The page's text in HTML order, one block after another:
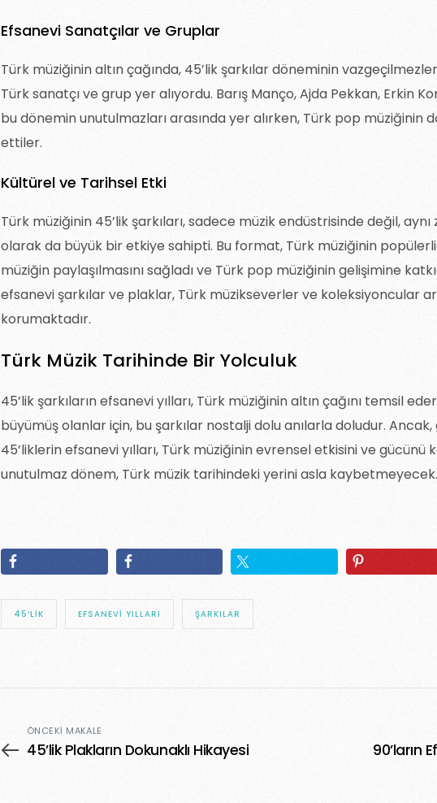
Efsanevi Sanatçılar ve Gruplar
Türk müziğinin altın çağında, 45’lik şarkılar döneminin
Türk sanatçı ve grup yer alıyordu. Barış Manço, Ajda Pekkan, Erkin
bu dönemin unutulmazları arasında yer alırken, Türk pop müziğinin
ettiler.
Kültürel ve Tarihsel Etki
Türk müziğinin 45’lik şarkıları, sadece müzik endüstrisinde değil,
olarak da büyük bir etkiye sahipti. Bu format, Türk müziğinin
müziğin paylaşılmasını sağladı ve Türk pop müziğinin gelişimine
efsanevi şarkılar ve plaklar, Türk müzikseverler ve koleksiyoncular
korumaktadır.
Türk Müzik Tarihinde Bir Yolculuk
45’lik şarkıların efsanevi yılları, Türk müziğinin altın çağını temsil
büyümüş olanlar için, bu şarkılar nostalji dolu anılarla doludur.
45’liklerin efsanevi yılları, Türk müziğinin evrensel etkisini ve gücünü
unutulmaz dönem, Türk müzik tarihindeki yerini asla kaybetmeyecek.
45’LIK EFSANEVI YILLARI ŞARKILAR
ÖNCEKI MAKALE
45’lik Plakların Dokunaklı Hikayesi
90’ların